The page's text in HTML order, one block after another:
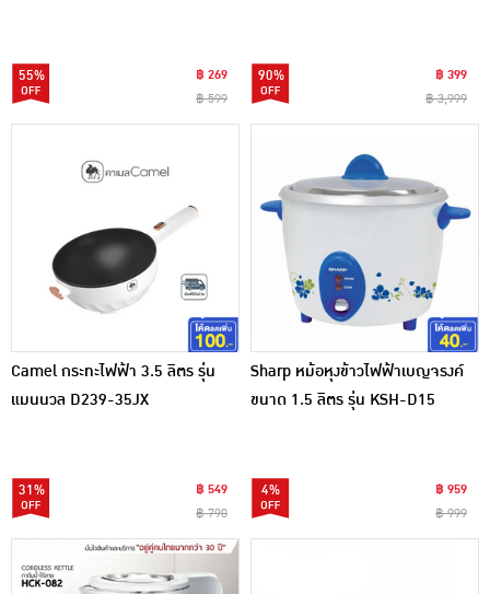
55%
฿ 269
฿ 599
90%
฿ 399
฿ 3,999
Camel กระทะไฟฟ้า 3.5 ลิตร รุ่น
แมนนวล D239-35JX
31%
฿ 549
฿ 790
Sharp หม้อหุงข้าวไฟฟ้าเบญจรงค์
ขนาด 1.5 ลิตร รุ่น KSH-D15
4%
฿ 959
฿ 999